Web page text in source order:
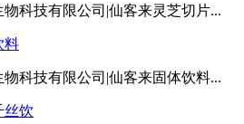
科技有限公司|仙客来灵芝切片...
料
科技有限公司|仙客来固体饮料...
丝饮